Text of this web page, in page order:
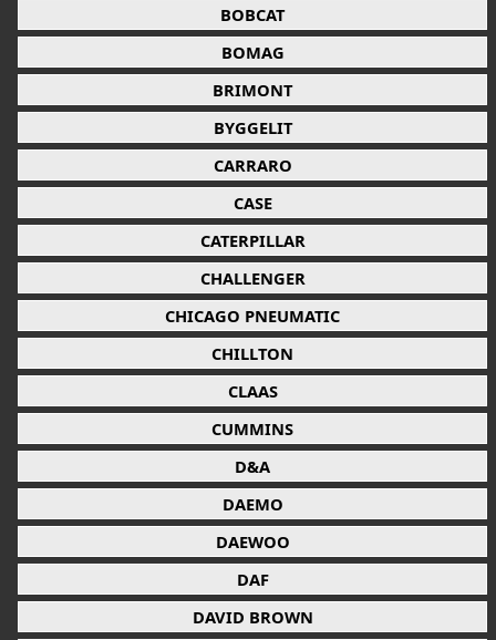
BOBCAT
BOMAG
BRIMONT
BYGGELIT
CARRARO
CASE
CATERPILLAR
CHALLENGER
CHICAGO PNEUMATIC
CHILLTON
CLAAS
CUMMINS
D&A
DAEMO
DAEWOO
DAF
DAVID BROWN